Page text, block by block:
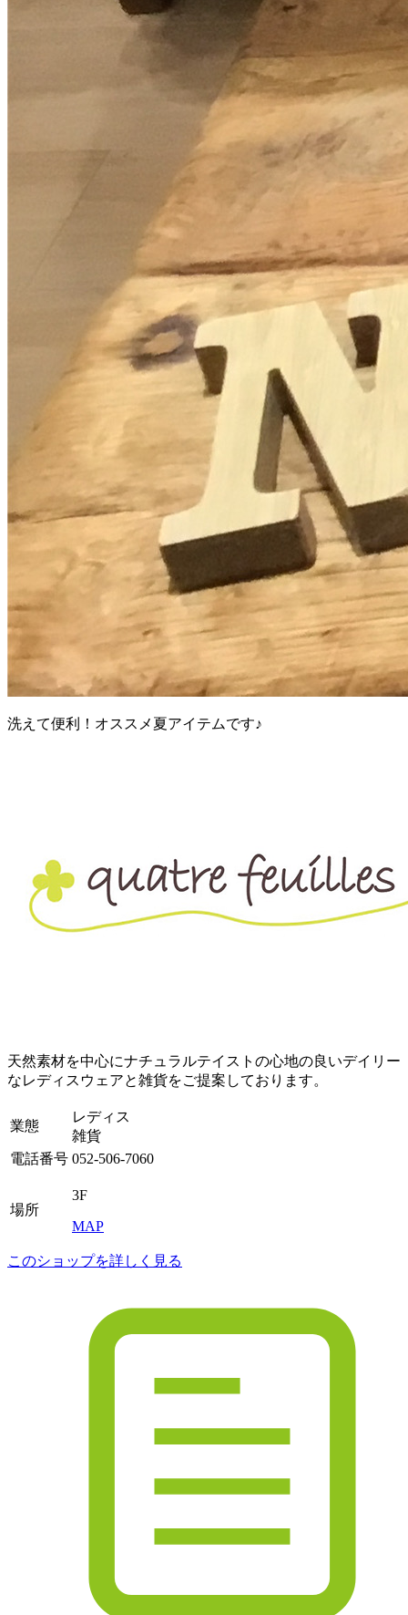
洗えて便利！オススメ夏アイテムです♪
天然素材を中心にナチュラルテイストの心地の良いデイリー
なレディスウェアと雑貨をご提案しております。
業態
レディス
雑貨
電話番号 052-506-7060
場所
3F
MAP
このショップを詳しく見る